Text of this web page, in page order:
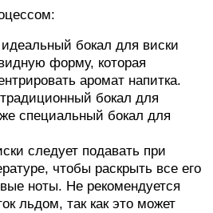
идеальный бокал для виски
форму, которая
аромат напитка.
бокал для
специальный бокал для
следует подавать при
чтобы раскрыть все его
ноты. Не рекомендуется
льдом, так как это может